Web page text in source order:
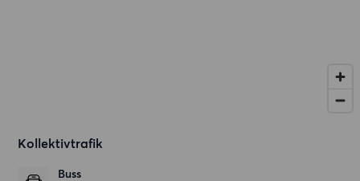
Kollektivtrafik
Buss